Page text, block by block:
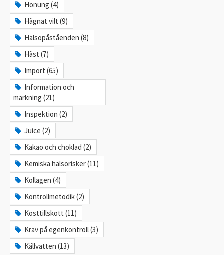
Honung (4)
Hägnat vilt (9)
Hälsopåståenden (8)
Häst (7)
Import (65)
Information och
märkning (21)
Inspektion (2)
Juice (2)
Kakao och choklad (2)
Kemiska hälsorisker (11)
Kollagen (4)
Kontrollmetodik (2)
Kosttillskott (11)
Krav på egenkontroll (3)
Källvatten (13)